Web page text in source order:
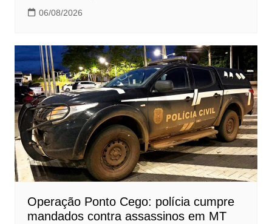
06/08/2026
Operação Ponto Cego: polícia cumpre
mandados contra assassinos em MT